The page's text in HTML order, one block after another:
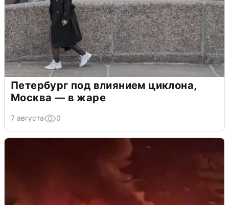
Петербург под влиянием циклона,
Москва — в жаре
7 августа 0